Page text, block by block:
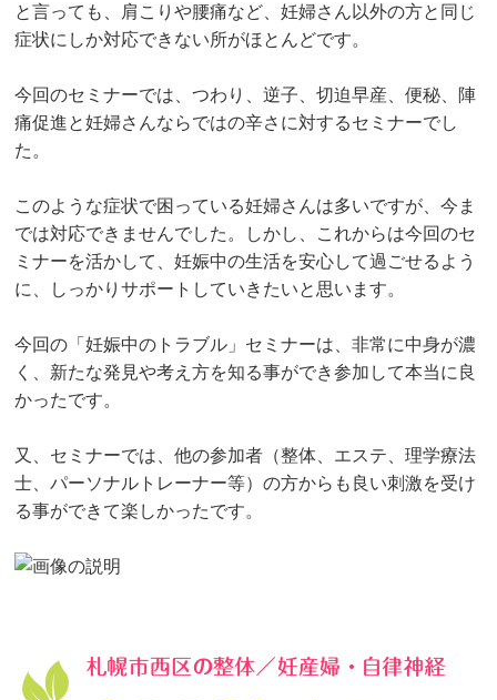
と言っても、肩こりや腰痛など、妊婦さん以外の方と同じ
症状にしか対応できない所がほとんどです。
今回のセミナーでは、つわり 、逆子 、切迫早産 、便秘
陣
痛促進と妊婦さんならではの辛さ に対するセミナーでし
た。
このような症状で困っている妊婦さんは多いですが、今ま
では対応できませんでした。しかし、これからは今回のセ
ミナーを活かして、妊娠中の生活を安心して過ごせるよう
に、しっかりサポートしていきたいと思います。
今回の「妊娠中のトラブル」セミナーは、非常に中身が濃
く、新たな発見や考え方を知る事ができ参加して本当に良
かったです。
又、セミナーでは、他の参加者（整体、エステ、理学療法
士、パーソナルトレーナー等）の方からも良い刺激を受け
る事ができて楽しかったです。